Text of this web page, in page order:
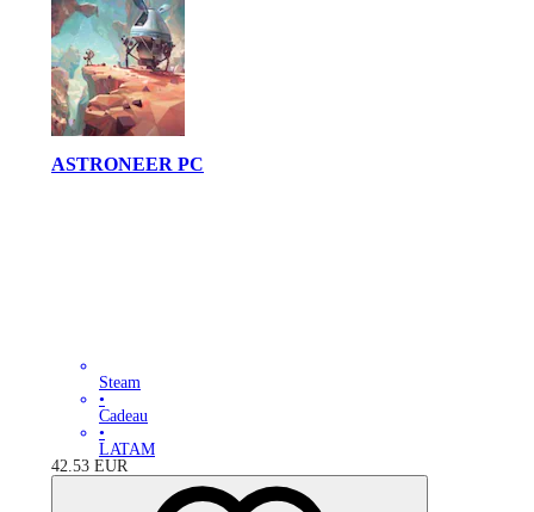
ASTRONEER PC
Steam
•
Cadeau
•
LATAM
42.53 EUR